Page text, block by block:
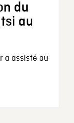
du
au
a assisté au